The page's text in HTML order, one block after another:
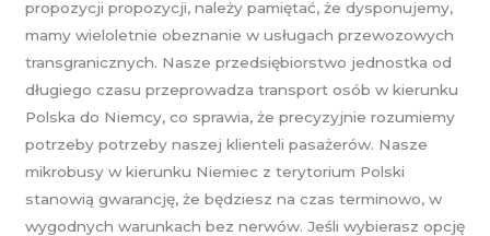
propozycji propozycji, należy pamiętać, że dysponujemy,
mamy wieloletnie obeznanie w usługach przewozowych
transgranicznych. Nasze przedsiębiorstwo jednostka od
długiego czasu przeprowadza transport osób w kierunku
Polska do Niemcy, co sprawia, że precyzyjnie rozumiemy
potrzeby potrzeby naszej klienteli pasażerów. Nasze
mikrobusy w kierunku Niemiec z terytorium Polski
stanowią gwarancję, że będziesz na czas terminowo, w
wygodnych warunkach bez nerwów. Jeśli wybierasz opcję